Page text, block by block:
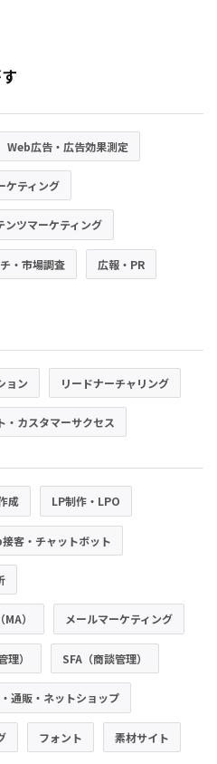
Web広告・広告効果測定
ケティング
ンツマーケティング
・市場調査 広報・PR
ョン リードナーチャリング
・カスタマーサクセス
成 LP制作・LPO
客・チャットボット
） メールマーケティング
理） SFA（商談管理）
通販・ネットショップ
フォント 素材サイト